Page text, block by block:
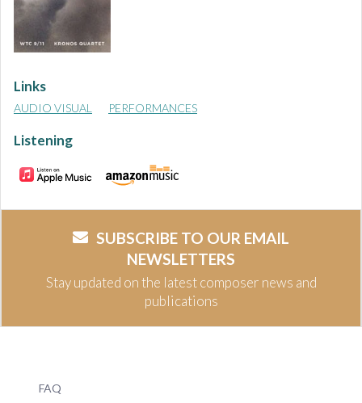
Links
AUDIO VISUAL PERFORMANCES
Listening
SUBSCRIBE TO OUR EMAIL
NEWSLETTERS
Stay updated on the latest composer news and
publications
FAQ